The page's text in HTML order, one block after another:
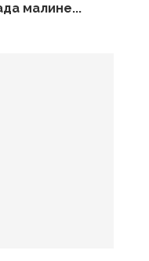
малине...